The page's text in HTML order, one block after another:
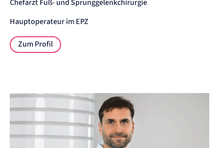
Chefarzt Fuß- und Sprunggelenkchirurgie
Hauptoperateur im EPZ
Zum Profil